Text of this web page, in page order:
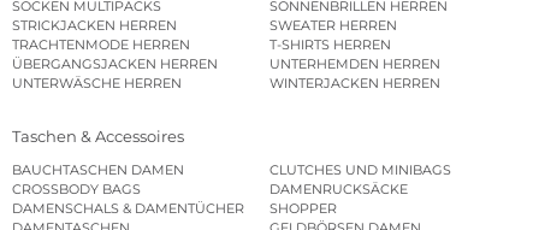
SOCKEN MULTIPACKS
SONNENBRILLEN HERREN
STRICKJACKEN HERREN
SWEATER HERREN
TRACHTENMODE HERREN
T-SHIRTS HERREN
ÜBERGANGSJACKEN HERREN
UNTERHEMDEN HERREN
UNTERWÄSCHE HERREN
WINTERJACKEN HERREN
Taschen & Accessoires
BAUCHTASCHEN DAMEN
CLUTCHES UND MINIBAGS
CROSSBODY BAGS
DAMENRUCKSÄCKE
DAMENSCHALS & DAMENTÜCHER
SHOPPER